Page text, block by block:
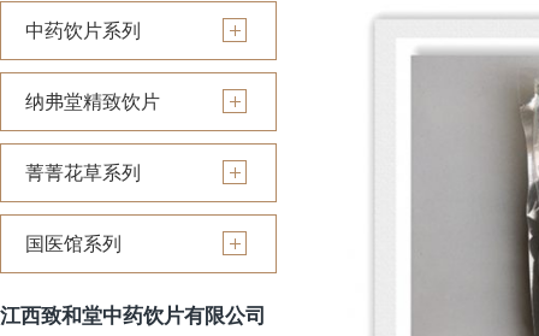
中药饮片系列
纳弗堂精致饮片
菁菁花草系列
国医馆系列
江西致和堂中药饮片有限公司